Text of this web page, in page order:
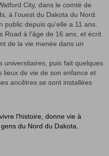
City, dans le comté de
à l'ouest du Dakota du Nord.
public depuis qu'elle a 11 ans.
Road à l'âge de 16 ans, et écrit
de la vie menée dans un
universitaires, puis fait quelques
lieux de vie de son enfance et
ancêtres se sont installées
l'histoire, donne vie à
du Nord du Dakota.